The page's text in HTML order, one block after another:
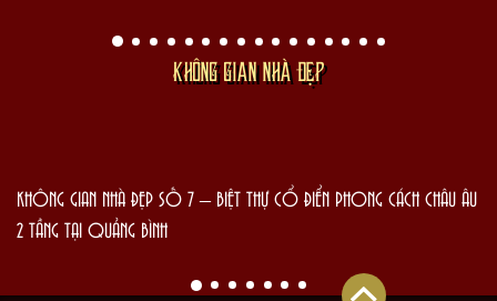
KHÔNG GIAN NHÀ ĐẸP
KHÔNG GIAN NHÀ ĐẸP SỐ 7 – BIỆT THỰ CỔ ĐIỂN PHONG CÁCH CHÂU ÂU
2 TẦNG TẠI QUẢNG BÌNH